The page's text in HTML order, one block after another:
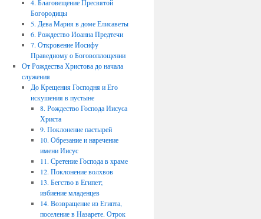
4. Благовещение Пресвятой
Богородицы
5. Дева Мария в доме Елисаветы
6. Рождество Иоанна Предтечи
7. Откровение Иосифу
Праведному о Боговоплощении
От Рождества Христова до начала
служения
До Крещения Господня и Его
искушения в пустыне
8. Рождество Господа Иисуса
Христа
9. Поклонение пастырей
10. Обрезание и наречение
имени Иисус
11. Сретение Господа в храме
12. Поклонение волхвов
13. Бегство в Египет;
избиение младенцев
14. Возвращение из Египта,
поселение в Назарете. Отрок